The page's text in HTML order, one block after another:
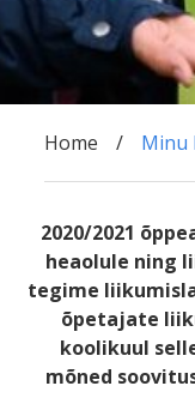
Home Minu
2020/2021
heaolule ning
tegime
õpetajate
koolikuul
mõned